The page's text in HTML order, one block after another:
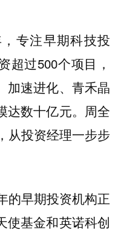
专注早期科技投
超过500个项目，
加速进化、青禾晶
达数十亿元。周全
从投资经理一步步
的早期投资机构正
使基金和英诺科创